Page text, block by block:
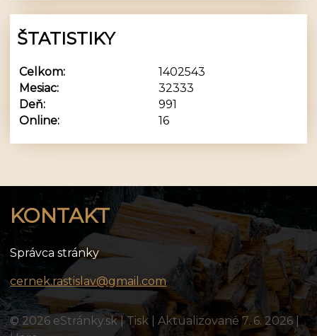
ŠTATISTIKY
Online: 16
Celkom:
1402543
Mesiac:
32333
Deň:
991
KONTAKT
Správca stránky
cernek.rastislav@gmail.com
© 2026 eStránky.sk|Tisk |Aktualizované 7. 6. 2026 |